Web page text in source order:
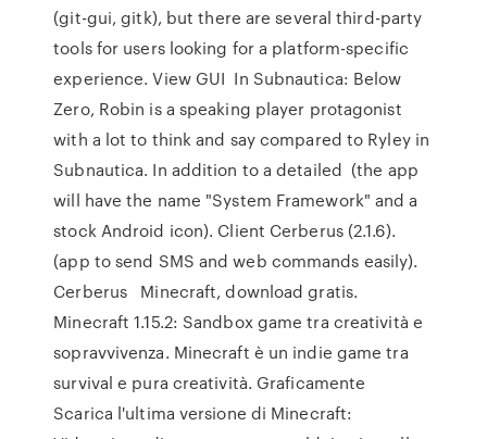
(git-gui, gitk), but there are several third-party
tools for users looking for a platform-specific
experience. View GUI In Subnautica: Below
Zero, Robin is a speaking player protagonist
with a lot to think and say compared to Ryley in
Subnautica. In addition to a detailed (the app
will have the name "System Framework" and a
stock Android icon). Client Cerberus (2.1.6).
(app to send SMS and web commands easily).
Cerberus Minecraft, download gratis.
Minecraft 1.15.2: Sandbox game tra creatività e
sopravvivenza. Minecraft è un indie game tra
survival e pura creatività. Graficamente
Scarica l'ultima versione di Minecraft: